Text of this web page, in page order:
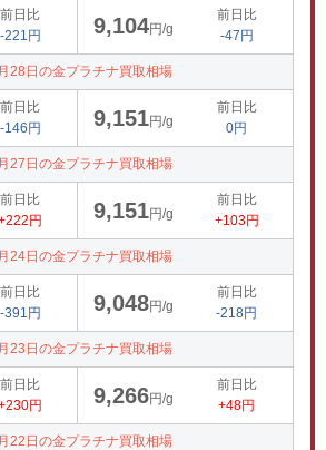
前日比
-221円
9,104円/g
前日比
-47円
28日の金プラチナ買取相場
前日比
-146円
9,151円/g
前日比
0円
27日の金プラチナ買取相場
前日比
円
9,151円/g
前日比
+103円
24日の金プラチナ買取相場
前日比
-391円
9,048円/g
前日比
-218円
23日の金プラチナ買取相場
前日比
円
9,266円/g
前日比
+48円
22日の金プラチナ買取相場